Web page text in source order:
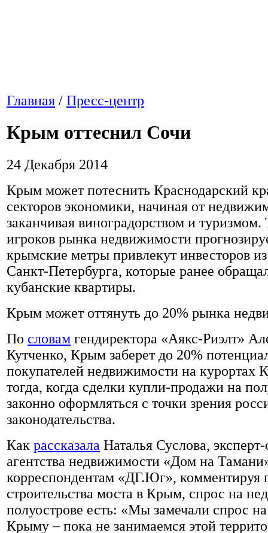
Главная / Пресс-центр
Крым оттеснил Сочи
24 Декабря 2014
Крым может потеснить Краснодарский
секторов экономики, начиная от
заканчивая виноградорством и туризмом.
игроков рынка недвижимости
крымские метры привлекут инвесторов
Санкт-Петербурга, которые ранее
кубанские квартиры.
Крым может оттянуть до 20% рынка
По словам гендиректора «Аякс-Риэлт»
Кутченко, Крым заберет до 20%
покупателей недвижимости на курортах
тогда, когда сделки купли-продажи на
законно оформляться с точки зрения
законодательства.
Как рассказала Наталья Суслова,
агентства недвижимости «Дом на
корреспондентам «ДГ.Юг», комментируя
строительства моста в Крым, спрос на
полуострове есть: «Мы замечали спрос
Крыму – пока не занимаемся этой